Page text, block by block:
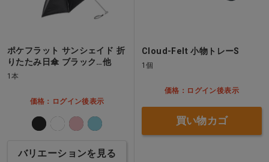
ポケフラット サンシェイド 折
りたたみ日傘 ブラック…他
1本
価格：ログイン後表示
バリエーションを見る
Cloud-Felt 小物トレーS
1個
価格：ログイン後表示
買い物カゴ